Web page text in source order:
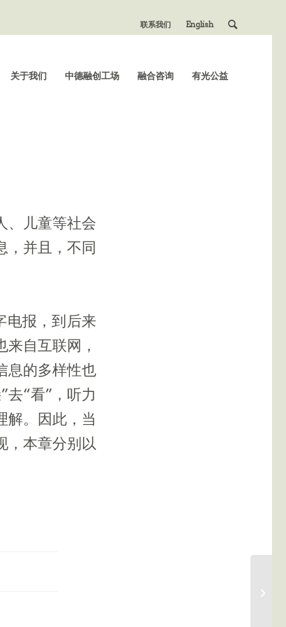
联系我们 English
关于我们 中德融创工场 融合咨询 有光公益
、儿童等社会
，并且，不同
电报，到后来
自互联网，
息的多样性也
去“看”，听力
解。因此，当
，本章分别以